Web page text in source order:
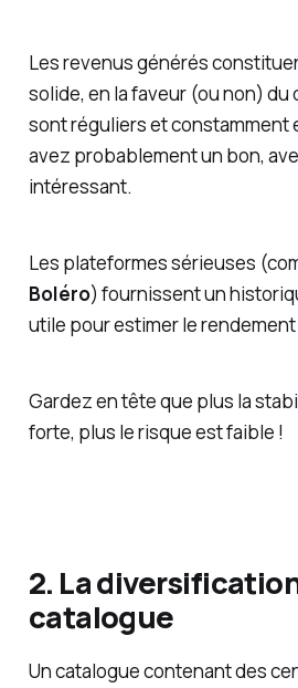
Les revenus générés
solide, en la faveur (ou non) du
sont réguliers et constamment
avez probablement un bon,
intéressant.
Les plateformes sérieuses
Boléro) fournissent un
utile pour estimer le
Gardez en tête que plus la
forte, plus le risque est faible !
2. La
catalogue
Un catalogue contenant des